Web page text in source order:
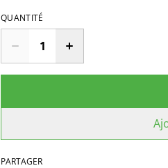
QUANTITÉ
PARTAGER